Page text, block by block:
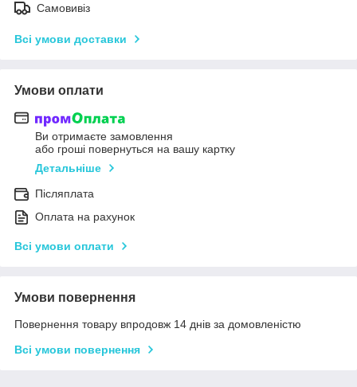
Самовивіз
Всі умови доставки
Умови оплати
Ви отримаєте замовлення
або гроші повернуться на вашу картку
Детальніше
Післяплата
Оплата на рахунок
Всі умови оплати
Умови повернення
Повернення товару впродовж 14 днів за домовленістю
Всі умови повернення